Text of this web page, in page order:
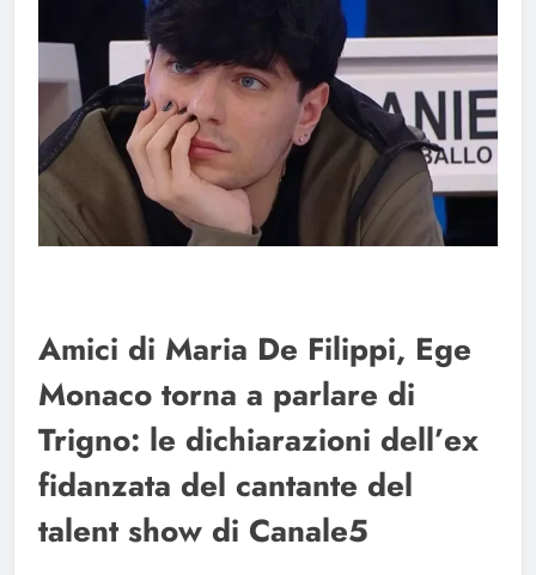
Amici di Maria De Filippi, Ege
Monaco torna a parlare di
Trigno: le dichiarazioni dell’ex
fidanzata del cantante del
talent show di Canale5